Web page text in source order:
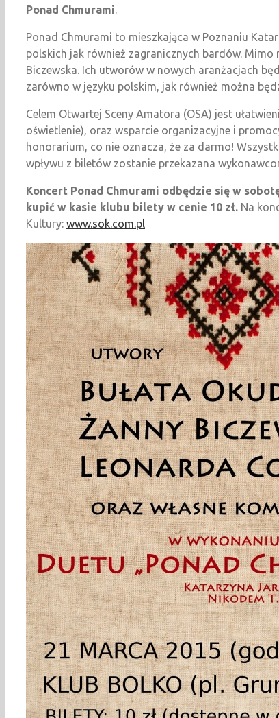
Ponad Chmurami.
Ponad Chmurami to mieszkająca w Poznaniu
polskich jak również zagranicznych bardów. Mimo
Biczewska. Ich utworów w nowych aranżacjach
zarówno w języku polskim, jak również można
Celem Otwartej Sceny Amatora (OSA) jest
oświetlenie), oraz wsparcie organizacyjne i
honorarium, co nie oznacza, że za darmo!
wpływu z biletów zostanie przekazana
Koncert Ponad Chmurami odbędzie się w
kupić w kasie klubu bilety w cenie 10 zł. Na
Kultury: www.sok.com.pl